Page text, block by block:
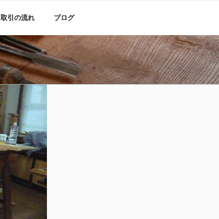
んま）などの
刻の注文・修理
引の流れ ブログ